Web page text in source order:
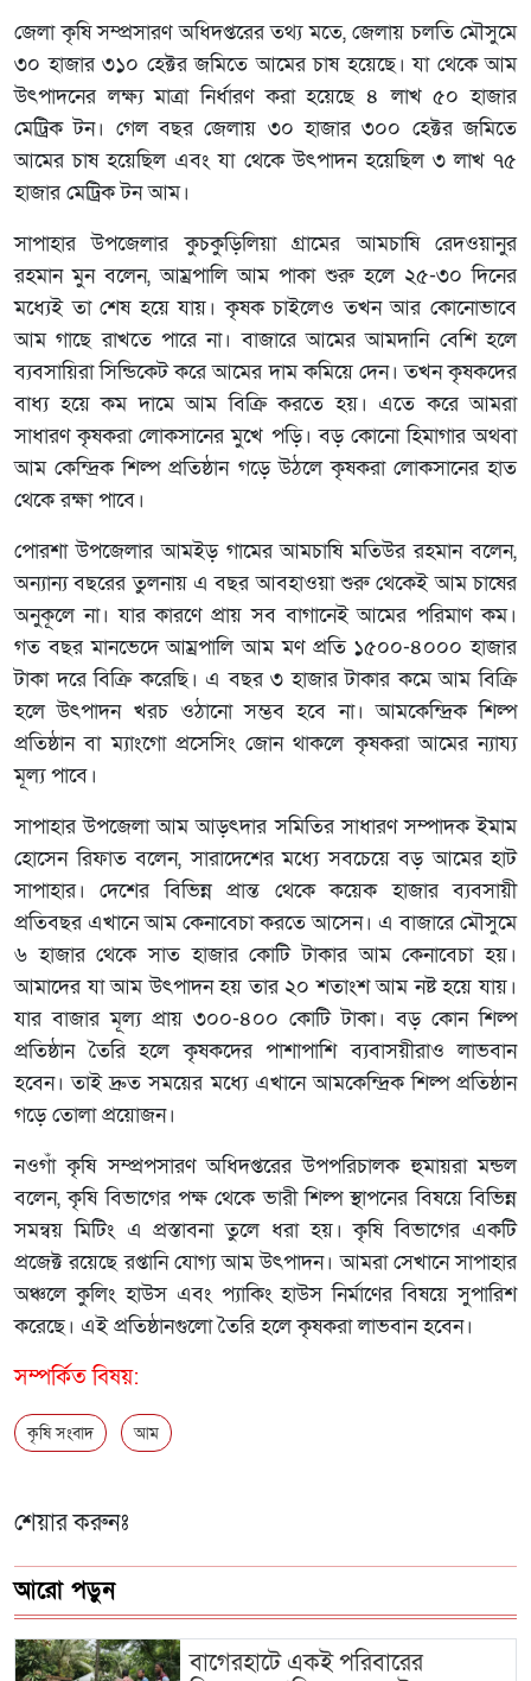
জেলা কৃষি সম্প্রসারণ অধিদপ্তরের তথ্য মতে, জেলায় চলতি মৌসুমে
৩০ হাজার ৩১০ হেক্টর জমিতে আমের চাষ হয়েছে। যা থেকে আম
উৎপাদনের লক্ষ্য মাত্রা নির্ধারণ করা হয়েছে ৪ লাখ ৫০ হাজার
মেট্রিক টন। গেল বছর জেলায় ৩০ হাজার ৩০০ হেক্টর জমিতে
আমের চাষ হয়েছিল এবং যা থেকে উৎপাদন হয়েছিল ৩ লাখ ৭৫
হাজার মেট্রিক টন আম।
সাপাহার উপজেলার কুচকুড়িলিয়া গ্রামের আমচাষি রেদওয়ানুর
রহমান মুন বলেন, আম্রপালি আম পাকা শুরু হলে ২৫-৩০ দিনের
মধ্যেই তা শেষ হয়ে যায়। কৃষক চাইলেও তখন আর কোনোভাবে
আম গাছে রাখতে পারে না। বাজারে আমের আমদানি বেশি হলে
ব্যবসায়িরা সিন্ডিকেট করে আমের দাম কমিয়ে দেন। তখন কৃষকদের
বাধ্য হয়ে কম দামে আম বিক্রি করতে হয়। এতে করে আমরা
সাধারণ কৃষকরা লোকসানের মুখে পড়ি। বড় কোনো হিমাগার অথবা
আম কেন্দ্রিক শিল্প প্রতিষ্ঠান গড়ে উঠলে কৃষকরা লোকসানের হাত
থেকে রক্ষা পাবে।
পোরশা উপজেলার আমইড় গামের আমচাষি মতিউর রহমান বলেন,
অন্যান্য বছরের তুলনায় এ বছর আবহাওয়া শুরু থেকেই আম চাষের
অনুকূলে না। যার কারণে প্রায় সব বাগানেই আমের পরিমাণ কম।
গত বছর মানভেদে আম্রপালি আম মণ প্রতি ১৫০০-৪০০০ হাজার
টাকা দরে বিক্রি করেছি। এ বছর ৩ হাজার টাকার কমে আম বিক্রি
হলে উৎপাদন খরচ ওঠানো সম্ভব হবে না। আমকেন্দ্রিক শিল্প
প্রতিষ্ঠান বা ম্যাংগো প্রসেসিং জোন থাকলে কৃষকরা আমের ন্যায্য
মূল্য পাবে।
সাপাহার উপজেলা আম আড়ৎদার সমিতির সাধারণ সম্পাদক ইমাম
হোসেন রিফাত বলেন, সারাদেশের মধ্যে সবচেয়ে বড় আমের হাট
সাপাহার। দেশের বিভিন্ন প্রান্ত থেকে কয়েক হাজার ব্যবসায়ী
প্রতিবছর এখানে আম কেনাবেচা করতে আসেন। এ বাজারে মৌসুমে
৬ হাজার থেকে সাত হাজার কোটি টাকার আম কেনাবেচা হয়।
আমাদের যা আম উৎপাদন হয় তার ২০ শতাংশ আম নষ্ট হয়ে যায়।
যার বাজার মূল্য প্রায় ৩০০-৪০০ কোটি টাকা। বড় কোন শিল্প
প্রতিষ্ঠান তৈরি হলে কৃষকদের পাশাপাশি ব্যবাসয়ীরাও লাভবান
হবেন। তাই দ্রুত সময়ের মধ্যে এখানে আমকেন্দ্রিক শিল্প প্রতিষ্ঠান
গড়ে তোলা প্রয়োজন।
নওগাঁ কৃষি সম্প্রপসারণ অধিদপ্তরের উপপরিচালক হুমায়রা মন্ডল
বলেন, কৃষি বিভাগের পক্ষ থেকে ভারী শিল্প স্থাপনের বিষয়ে বিভিন্ন
সমন্বয় মিটিং এ প্রস্তাবনা তুলে ধরা হয়। কৃষি বিভাগের একটি
প্রজেক্ট রয়েছে রপ্তানি যোগ্য আম উৎপাদন। আমরা সেখানে সাপাহার
অঞ্চলে কুলিং হাউস এবং প্যাকিং হাউস নির্মাণের বিষয়ে সুপারিশ
করেছে। এই প্রতিষ্ঠানগুলো তৈরি হলে কৃষকরা লাভবান হবেন।
সম্পর্কিত বিষয়:
কৃষি সংবাদ আম
শেয়ার করুনঃ
আরো পড়ুন
‎বাগেরহাটে একই পরিবারের